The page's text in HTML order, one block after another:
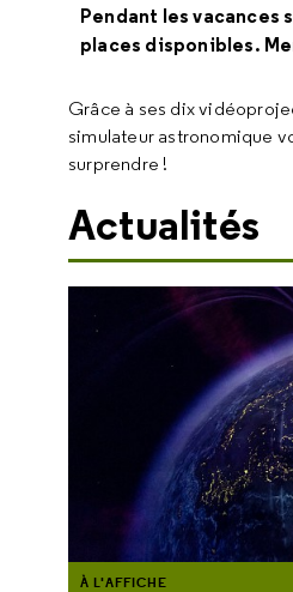
Pendant les vacances
places disponibles.
Grâce à ses dix
simulateur astronomique
surprendre !
Actualités
À L'AFFICHE